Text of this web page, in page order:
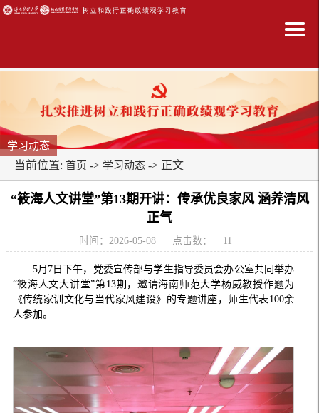
学习动态
当前位置: 首页 -> 学习动态 -> 正文
“筱海人文讲堂”第13期开讲：传承优良家风 涵养清风
正气
时间：2026-05-08 点击数： 11
5月7日下午，党委宣传部与学生指导委员会办公室共同举办
“筱海人文大讲堂”第13期，邀请海南师范大学杨威教授作题为
《传统家训文化与当代家风建设》的专题讲座，师生代表100余
人参加。